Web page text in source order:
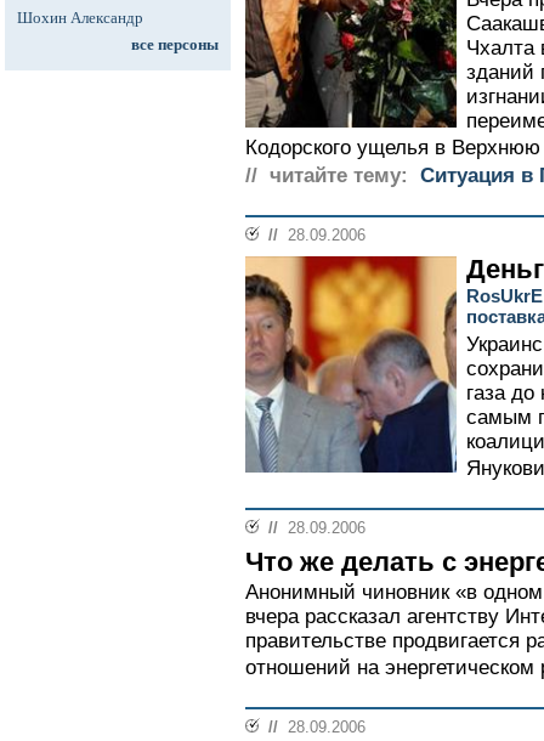
Шохин Александр
все персоны
Чхалта
зданий
Кодорского ущелья в
// читайте тему:
Ситуация в
// 28.09.2006
газа
самым
// 28.09.2006
Что же делать с
Анонимный чиновник «в
вчера рассказал агентству
правительстве продвигается
отношений на энергетическом
// 28.09.2006